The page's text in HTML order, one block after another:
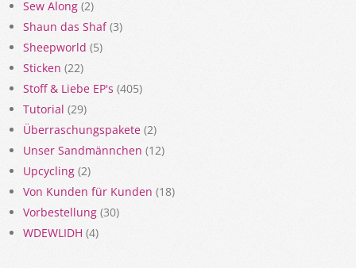
Sew Along (2)
Shaun das Shaf(3)
Sheepworld (5)
Sticken (22)
Stoff & Liebe EP's (405)
Tutorial (29)
Überraschungspakete (2)
Unser Sandmännchen (12)
Upcycling (2)
Von Kunden für Kunden (18)
Vorbestellung (30)
WDEWLIDH (4)